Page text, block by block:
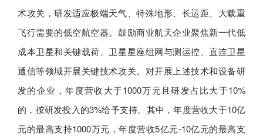
术攻关，研发适应极端天气、特殊地形、长运距、大载重
飞行需要的低空航空器。鼓励商业航天企业聚焦新一代低
成本卫星和关键载荷、卫星星座组网与测运控、直连卫星
通信等领域开展关键技术攻关。对开展上述技术和设备研
发的企业，年度营收大于1000万元且研发占比大于10%
的，按研发投入的3%给予支持。其中，年度营收大于10亿
元的最高支持1000万元，年度营收5亿元-10亿元的最高支